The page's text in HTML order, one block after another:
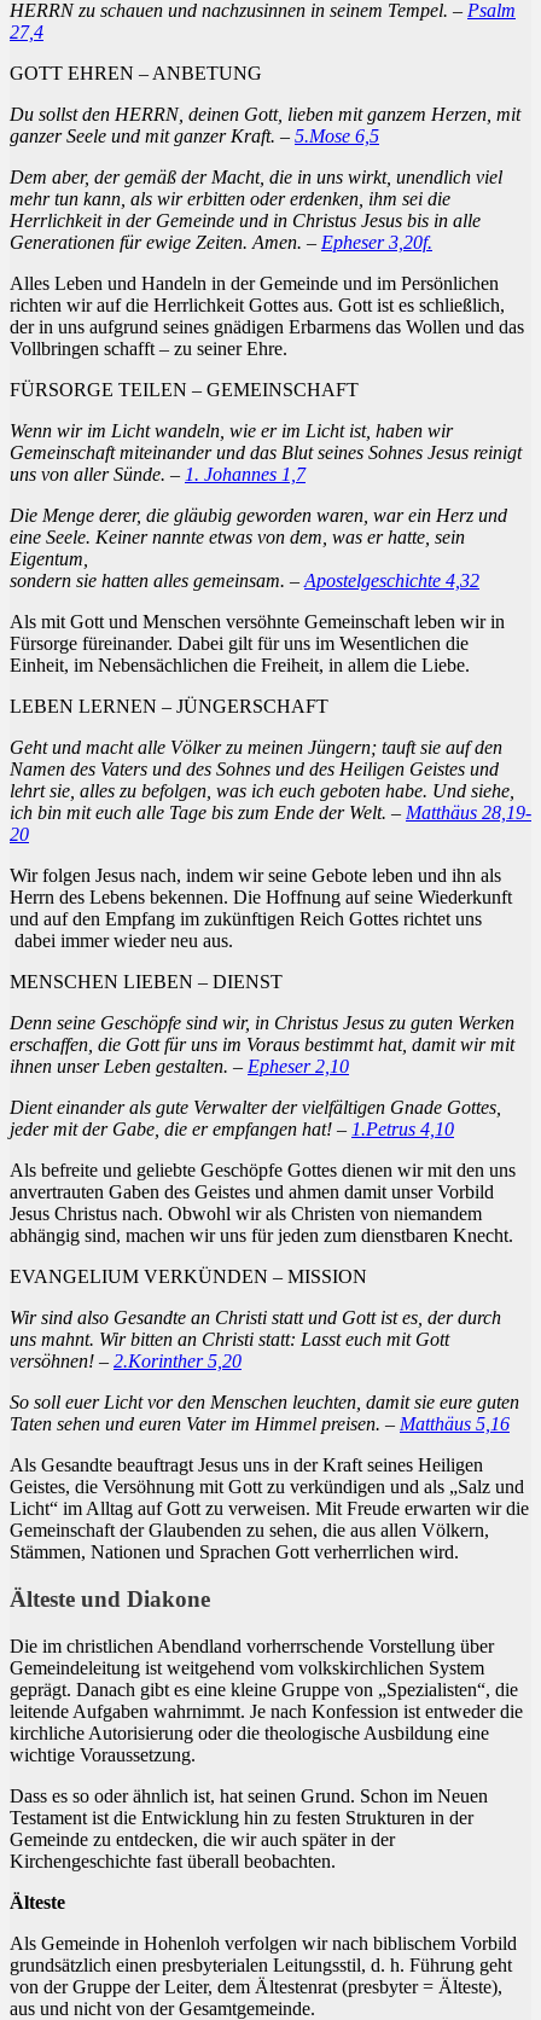
HERRN zu schauen und nachzusinnen in seinem Tempel. – Psalm
27,4
GOTT EHREN – ANBETUNG
Du sollst den HERRN, deinen Gott, lieben mit ganzem Herzen, mit
ganzer Seele und mit ganzer Kraft. – 5.Mose 6,5
Dem aber, der gemäß der Macht, die in uns wirkt, unendlich viel
mehr tun kann, als wir erbitten oder erdenken, ihm sei die
Herrlichkeit in der Gemeinde und in Christus Jesus bis in alle
Generationen für ewige Zeiten. Amen. – Epheser 3,20f.
Alles Leben und Handeln in der Gemeinde und im Persönlichen
richten wir auf die Herrlichkeit Gottes aus. Gott ist es schließlich,
der in uns aufgrund seines gnädigen Erbarmens das Wollen und das
Vollbringen schafft – zu seiner Ehre.
FÜRSORGE TEILEN – GEMEINSCHAFT
Wenn wir im Licht wandeln, wie er im Licht ist, haben wir
Gemeinschaft miteinander und das Blut seines Sohnes Jesus reinigt
uns von aller Sünde. – 1. Johannes 1,7
Die Menge derer, die gläubig geworden waren, war ein Herz und
eine Seele. Keiner nannte etwas von dem, was er hatte, sein
Eigentum,
sondern sie hatten alles gemeinsam. – Apostelgeschichte 4,32
Als mit Gott und Menschen versöhnte Gemeinschaft leben wir in
Fürsorge füreinander. Dabei gilt für uns im Wesentlichen die
Einheit, im Nebensächlichen die Freiheit, in allem die Liebe.
LEBEN LERNEN – JÜNGERSCHAFT
Geht und macht alle Völker zu meinen Jüngern; tauft sie auf den
Namen des Vaters und des Sohnes und des Heiligen Geistes und
lehrt sie, alles zu befolgen, was ich euch geboten habe. Und siehe,
ich bin mit euch alle Tage bis zum Ende der Welt. – Matthäus 28,19-
20
Wir folgen Jesus nach, indem wir seine Gebote leben und ihn als
Herrn des Lebens bekennen. Die Hoffnung auf seine Wiederkunft
und auf den Empfang im zukünftigen Reich Gottes richtet uns
dabei immer wieder neu aus.
MENSCHEN LIEBEN – DIENST
Denn seine Geschöpfe sind wir, in Christus Jesus zu guten Werken
erschaffen, die Gott für uns im Voraus bestimmt hat, damit wir mit
ihnen unser Leben gestalten. – Epheser 2,10
Dient einander als gute Verwalter der vielfältigen Gnade Gottes,
jeder mit der Gabe, die er empfangen hat! – 1.Petrus 4,10
Als befreite und geliebte Geschöpfe Gottes dienen wir mit den uns
anvertrauten Gaben des Geistes und ahmen damit unser Vorbild
Jesus Christus nach. Obwohl wir als Christen von niemandem
abhängig sind, machen wir uns für jeden zum dienstbaren Knecht.
EVANGELIUM VERKÜNDEN – MISSION
Wir sind also Gesandte an Christi statt und Gott ist es, der durch
uns mahnt. Wir bitten an Christi statt: Lasst euch mit Gott
versöhnen! – 2.Korinther 5,20
So soll euer Licht vor den Menschen leuchten, damit sie eure guten
Taten sehen und euren Vater im Himmel preisen. – Matthäus 5,16
Als Gesandte beauftragt Jesus uns in der Kraft seines Heiligen
Geistes, die Versöhnung mit Gott zu verkündigen und als „Salz und
Licht“ im Alltag auf Gott zu verweisen. Mit Freude erwarten wir die
Gemeinschaft der Glaubenden zu sehen, die aus allen Völkern,
Stämmen, Nationen und Sprachen Gott verherrlichen wird.
Älteste und Diakone
Die im christlichen Abendland vorherrschende Vorstellung über
Gemeindeleitung ist weitgehend vom volkskirchlichen System
geprägt. Danach gibt es eine kleine Gruppe von „Spezialisten“, die
leitende Aufgaben wahrnimmt. Je nach Konfession ist entweder die
kirchliche Autorisierung oder die theologische Ausbildung eine
wichtige Voraussetzung.
Dass es so oder ähnlich ist, hat seinen Grund. Schon im Neuen
Testament ist die Entwicklung hin zu festen Strukturen in der
Gemeinde zu entdecken, die wir auch später in der
Kirchengeschichte fast überall beobachten.
Älteste
Als Gemeinde in Hohenloh verfolgen wir nach biblischem Vorbild
grundsätzlich einen presbyterialen Leitungsstil, d. h. Führung geht
von der Gruppe der Leiter, dem Ältestenrat (presbyter = Älteste),
aus und nicht von der Gesamtgemeinde.